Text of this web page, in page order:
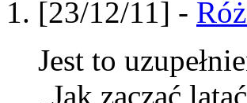
[23/12/11] -
Jest to
„Jak zacząć